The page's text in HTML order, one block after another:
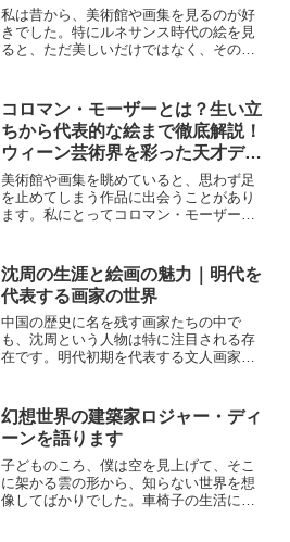
かりやすく解説
私は昔から、美術館や画集を見るのが好
きでした。特にルネサンス時代の絵を見
ると、ただ美しいだけではなく、その時
な中で最近とても気になった画家が、フ
ランチェスコ・ディ・ジョ...
コロマン・モーザーとは？生い立
ちから代表的な絵まで徹底解説！
ウィーン芸術界を彩った天才デザ
イナーの魅力
美術館や画集を眺めていると、思わず足
を止めてしまう作品に出会うことがあり
ます。私にとってコロマン・モーザー
ったのですが、彼が手掛けた美しい装飾
や洗練されたデザインを見た...
沈周の生涯と絵画の魅力｜明代を
代表する画家の世界
中国の歴史に名を残す画家たちの中で
も、沈周という人物は特に注目される存
在です。明代初期を代表する文人画家の
は、日本ではまだそれほど広く知られて
いないかもしれませんが、中...
幻想世界の建築家ロジャー・ディ
ーンを語ります
子どものころ、僕は空を見上げて、そこ
に架かる雲の形から、知らない世界を想
像してばかりでした。車椅子の生活にな